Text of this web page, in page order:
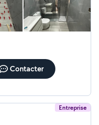
Contacter
Entreprise